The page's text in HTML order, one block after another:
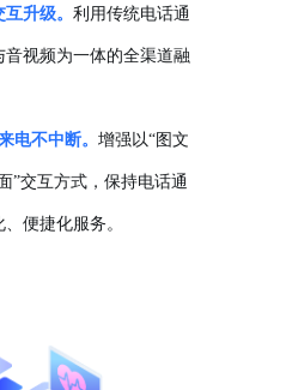
升级。 利用传统电话通
视频为一体的全渠道融
电不中断。 增强以“图文
”交互方式，保持电话通
便捷化服务。